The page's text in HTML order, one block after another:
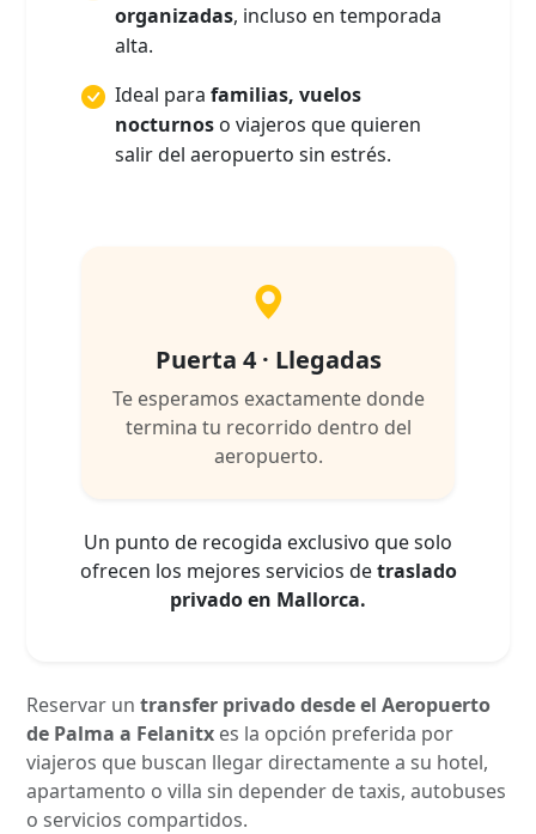
organizadas, incluso en temporada
alta.
Ideal para familias, vuelos
nocturnos o viajeros que quieren
salir del aeropuerto sin estrés.
Puerta 4 · Llegadas
Te esperamos exactamente donde
termina tu recorrido dentro del
aeropuerto.
Un punto de recogida exclusivo que solo
ofrecen los mejores servicios detraslado
privado en Mallorca.
Reservar un transfer privado desde el Aeropuerto
de Palma a Felanitx es la opción preferida por
viajeros que buscan llegar directamente a su hotel,
apartamento o villa sin depender de taxis, autobuses
o servicios compartidos.